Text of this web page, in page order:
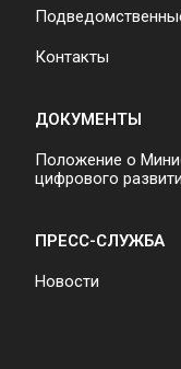
Контакты
ДОКУМЕНТЫ
Положение о
цифрового
ПРЕСС-СЛУЖБА
Новости